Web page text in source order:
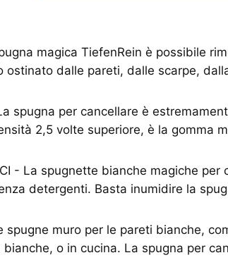
magica TiefenRein è possibile
ostinato dalle pareti, dalle scarpe,
spugna per cancellare è
2,5 volte superiore, è la gomma
- La spugnette bianche magiche per
detergenti. Basta inumidire la
spugne muro per le pareti bianche,
o in cucina. La spugna per